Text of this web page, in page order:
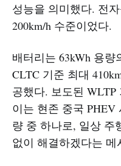
성능을 의미했다. 전
200km/h 수준이었다.
배터리는 63kWh 용
CLTC 기준 최대
공했다. 보도된 WLTP
이는 현존 중국
량 중 하나로, 일상 주
없이 해결하겠다는